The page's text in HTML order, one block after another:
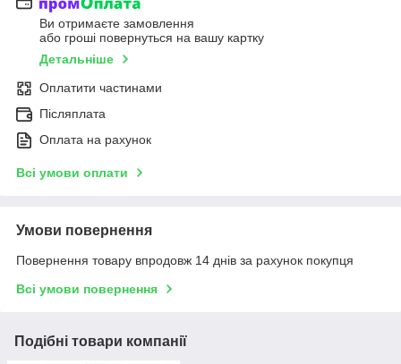
Ви отримаєте замовлення
або гроші повернуться на вашу картку
Детальніше
Оплатити частинами
Післяплата
Оплата на рахунок
Всі умови оплати
Умови повернення
Повернення товару впродовж 14 днів за рахунок покупця
Всі умови повернення
Подібні товари компанії